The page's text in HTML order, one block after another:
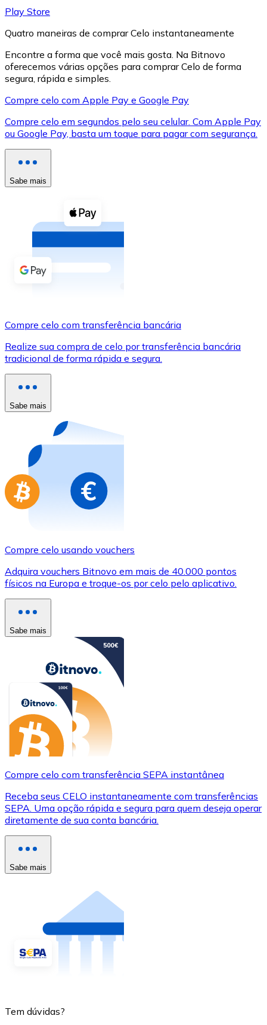
XRP
XRP
Cupons cripto
Comprar com dinheiro
Comprar com transferência bancária
Cartão de crédito / débito
Comprar com cartão
Loja - Cartões-presente
Compre cartões-presente das suas marcas favoritas
Ir para a loja de cartões-presente
Play Store
Quatro maneiras de comprar Celo instantaneamente
Encontre a forma que você mais gosta. Na Bitnovo
oferecemos várias opções para comprar Celo de forma
segura, rápida e simples.
Compre celo com Apple Pay e Google Pay
Compre celo em segundos pelo seu celular. Com Apple Pay
ou Google Pay, basta um toque para pagar com segurança.
Sabe mais
Compre celo com transferência bancária
Realize sua compra de celo por transferência bancária
tradicional de forma rápida e segura.
Sabe mais
Compre celo usando vouchers
Adquira vouchers Bitnovo em mais de 40.000 pontos
físicos na Europa e troque-os por celo pelo aplicativo.
Sabe mais
Compre celo com transferência SEPA instantânea
Receba seus CELO instantaneamente com transferências
SEPA. Uma opção rápida e segura para quem deseja operar
diretamente de sua conta bancária.
Sabe mais
Tem dúvidas?